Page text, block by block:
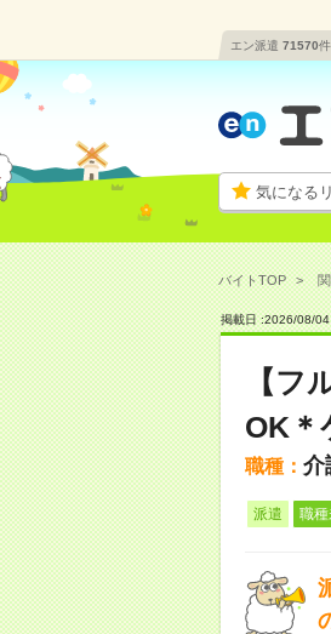
エン派遣 71570件
気になる
バイトTOP
掲載日 :2026/08/04
【フ
OK＊
職種： 介
派遣 職種